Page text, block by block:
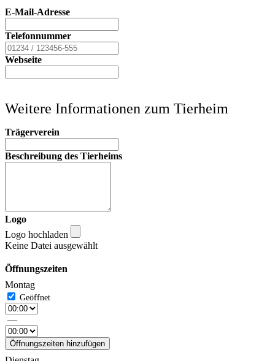
E-Mail-Adresse
Telefonnummer
Webseite
Weitere Informationen zum Tierheim
Trägerverein
Beschreibung des Tierheims
Logo
Logo hochladen
Keine Datei ausgewählt
Öffnungszeiten
Montag
—
Öffnungszeiten hinzufügen